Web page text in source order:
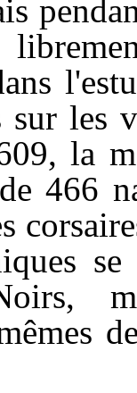
sur les
la
466